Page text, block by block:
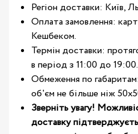
Регіон доставки: Київ,
Оплата замовлення:
Кешбеком.
Термін доставки:
в період з 11:00 до 19:00.
Обмеження по
об'єм не більше ніж
Зверніть увагу!
доставку